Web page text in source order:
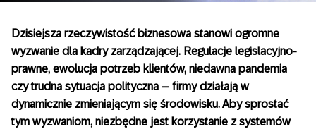
Dzisiejsza rzeczywistość biznesowa stanowi ogromne
wyzwanie dla kadry zarządzającej. Regulacje legislacyjno-
prawne, ewolucja potrzeb klientów, niedawna pandemia
czy trudna sytuacja polityczna – firmy działają w
dynamicznie zmieniającym się środowisku. Aby sprostać
tym wyzwaniom, niezbędne jest korzystanie z systemów